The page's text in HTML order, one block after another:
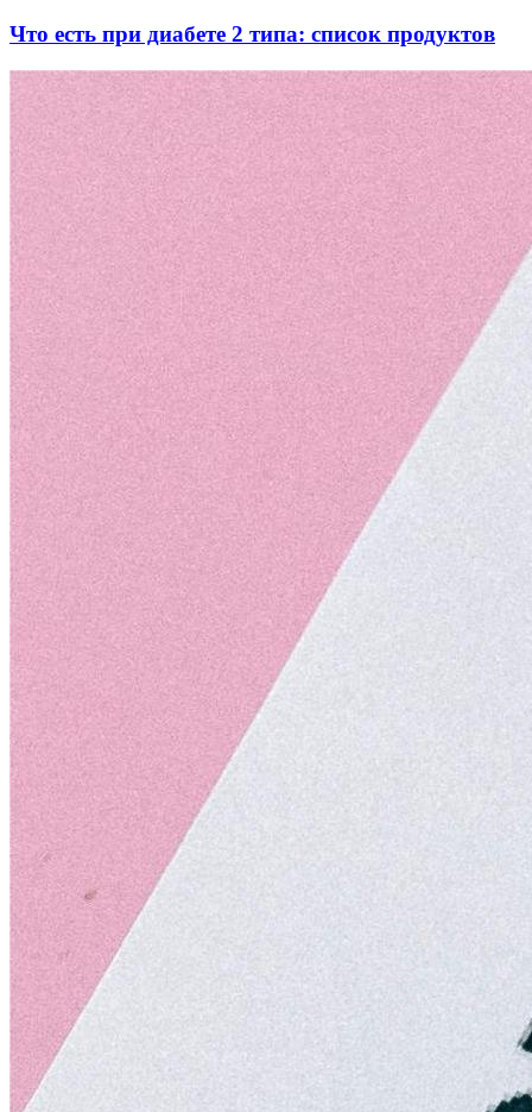
Что есть при диабете 2 типа: список продуктов